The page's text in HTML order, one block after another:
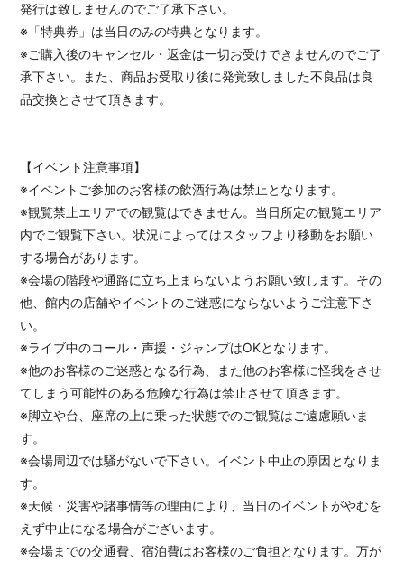
発行は致しませんのでご了承下さい。
※「特典券」は当日のみの特典となります。
※ご購入後のキャンセル・返金は一切お受けできませんのでご了
承下さい。また、商品お受取り後に発覚致しました不良品は良
品交換とさせて頂きます。
【イベント注意事項】
※イベントご参加のお客様の飲酒行為は禁止となります。
※観覧禁止エリアでの観覧はできません。当日所定の観覧エリア
内でご観覧下さい。状況によってはスタッフより移動をお願い
する場合があります。
※会場の階段や通路に立ち止まらないようお願い致します。その
他、館内の店舗やイベントのご迷惑にならないようご注意下さ
い。
※ライブ中のコール・声援・ジャンプはOKとなります。
※他のお客様のご迷惑となる行為、また他のお客様に怪我をさせ
てしまう可能性のある危険な行為は禁止させて頂きます。
※脚立や台、座席の上に乗った状態でのご観覧はご遠慮願いま
す。
※会場周辺では騒がないで下さい。イベント中止の原因となりま
す。
※天候・災害や諸事情等の理由により、当日のイベントがやむを
えず中止になる場合がございます。
※会場までの交通費、宿泊費はお客様のご負担となります。万が